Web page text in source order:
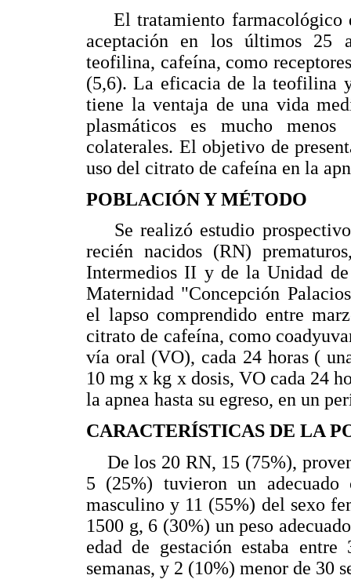
El tratamiento farmacológico
aceptación en los últimos 25
teofilina, cafeína, como
(5,6). La eficacia de la teofilina
tiene la ventaja de una vida
plasmáticos es mucho
colaterales. El objetivo de
uso del citrato de cafeína en la
POBLACIÓN Y MÉTODO
Se realizó estudio prospectivo
recién nacidos (RN)
Intermedios II y de la Unidad
Maternidad "Concepción
el lapso comprendido entre
citrato de cafeína, como
vía oral (VO), cada 24 horas (
10 mg x kg x dosis, VO cada 24
la apnea hasta su egreso, en un
CARACTERÍSTICAS DE LA
De los 20 RN, 15 (75%),
5 (25%) tuvieron un
masculino y 11 (55%) del sexo
1500 g, 6 (30%) un peso
edad de gestación estaba
semanas, y 2 (10%) menor de 30